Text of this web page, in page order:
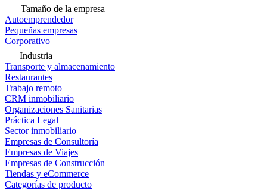
Tamaño de la empresa
Autoemprendedor
Pequeñas empresas
Corporativo
Industria
Transporte y almacenamiento
Restaurantes
Trabajo remoto
CRM inmobiliario
Organizaciones Sanitarias
Práctica Legal
Sector inmobiliario
Empresas de Consultoría
Empresas de Viajes
Empresas de Construcción
Tiendas y eCommerce
Categorías de producto